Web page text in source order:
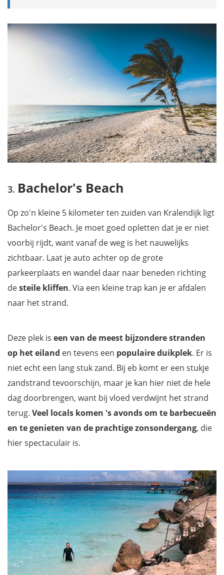
Bachelor's Beach
Op zo'n kleine 5 kilometer ten zuiden van Kralendijk ligt
Bachelor's Beach. Je moet goed opletten dat je er niet
voorbij rijdt, want vanaf de weg is het nauwelijks
zichtbaar. Laat je auto achter op de grote
parkeerplaats en wandel daar naar beneden richting
desteile kliffen. Via een kleine trap kan je er afdalen
naar het strand.
Deze plek is een van de meest bijzondere stranden
op het eiland en tevens een populaire duikplek. Er is
niet echt een lang stuk zand. Bij eb komt er een stukje
zandstrand tevoorschijn, maar je kan hier niet de hele
dag doorbrengen, want bij vloed verdwijnt het strand
terug. Veel locals komen 's avonds om te barbecueën
en te genieten van de prachtige zonsondergang, die
hier spectaculair is.